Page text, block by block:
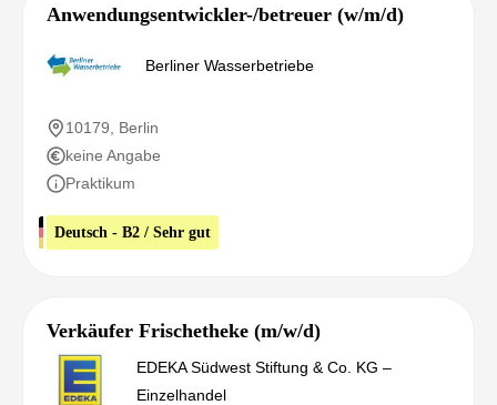
Anwendungsentwickler-/betreuer (w/m/d)
Berliner Wasserbetriebe
10179, Berlin
keine Angabe
Praktikum
Deutsch - B2 / Sehr gut
Verkäufer Frischetheke (m/w/d)
EDEKA Südwest Stiftung & Co. KG –
Einzelhandel